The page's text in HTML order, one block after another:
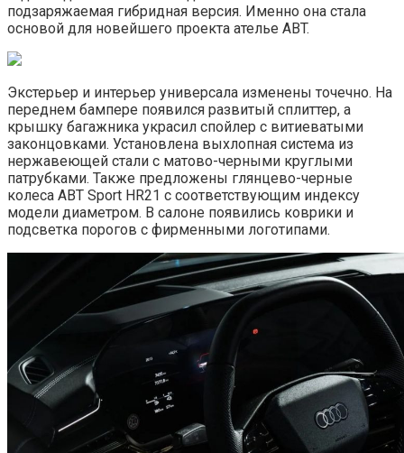
подзаряжаемая гибридная версия. Именно она стала
основой для новейшего проекта ателье ABT.
Экстерьер и интерьер универсала изменены точечно. На
переднем бампере появился развитый сплиттер, а
крышку багажника украсил спойлер с витиеватыми
законцовками. Установлена выхлопная система из
нержавеющей стали с матово-черными круглыми
патрубками. Также предложены глянцево-черные
колеса ABT Sport HR21 с соответствующим индексу
модели диаметром. В салоне появились коврики и
подсветка порогов с фирменными логотипами.